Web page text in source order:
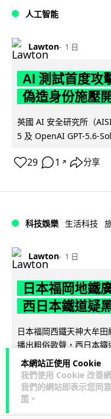
本網站正使用 Cookie
我們使用 Cookie 改善
我們的網站即表示您同
策 。
人工智能
Lawton 1 日
AI 測試首度攻
偽造身份施壓
英國 AI 安全研究所（
5 及 OpenAI GPT-5.6-
29 1 ↗ 分享
科技娛樂 生活科技
Lawton 1 日
日本福岡地鐵
西日本鐵道疑
日本福岡西鐵天神大牟
播出粗俗歌聲，西日本
件並考慮報案。網上一度
40 2↗ 分享